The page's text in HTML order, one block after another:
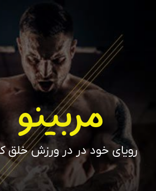
مربینو
رویای خود در در ورزش خلق